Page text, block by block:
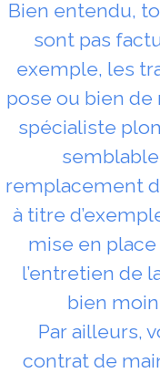
Bien entendu,
sont pas
exemple, les
pose ou bien de
spécialiste
remplacement
à titre
mise en place
l’entretien de
bien
Par ailleurs,
contrat de